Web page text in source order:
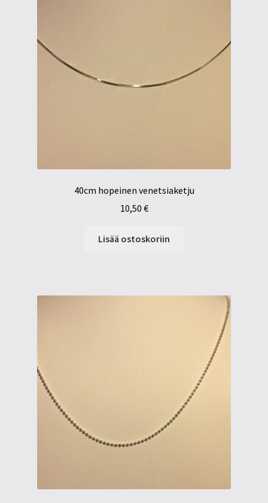
40cm hopeinen venetsiaketju
10,50 €
Lisää ostoskoriin